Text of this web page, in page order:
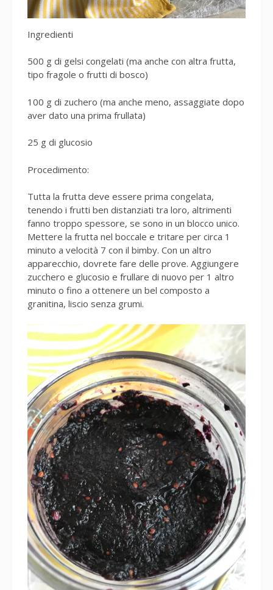
Ingredienti
500 g di gelsi congelati (ma anche con altra frutta,
tipo fragole o frutti di bosco)
100 g di zuchero (ma anche meno, assaggiate dopo
aver dato una prima frullata)
25 g di glucosio
Procedimento:
Tutta la frutta deve essere prima congelata,
tenendo i frutti ben distanziati tra loro, altrimenti
fanno troppo spessore, se sono in un blocco unico.
Mettere la frutta nel boccale e tritare per circa 1
minuto a velocità 7 con il bimby. Con un altro
apparecchio, dovrete fare delle prove. Aggiungere
zucchero e glucosio e frullare di nuovo per 1 altro
minuto o fino a ottenere un bel composto a
granitina, liscio senza grumi.